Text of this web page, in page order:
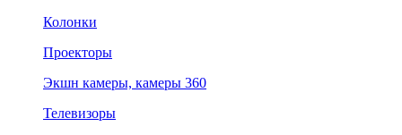
Колонки
Проекторы
Экшн камеры, камеры 360
Телевизоры